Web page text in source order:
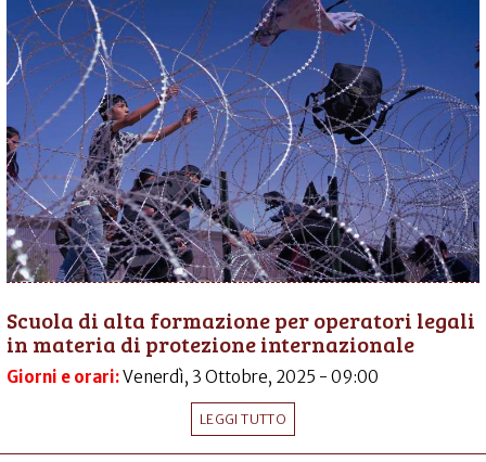
Scuola di alta formazione per operatori legali
in materia di protezione internazionale
Giorni e orari:Venerdì, 3 Ottobre, 2025 - 09:00
LEGGI TUTTO